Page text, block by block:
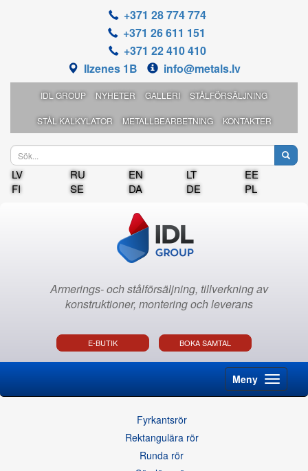
+371 28 774 774
+371 26 611 151
+371 22 410 410
Ilzenes 1B
info@metals.lv
IDL GROUP NYHETER GALLERI STÅLFÖRSÄLJNING
STÅL KALKYLATOR METALLBEARBETNING KONTAKTER
LV RU EN LT
EE
FI
SE DA DE PL
Armerings- och stålförsäljning, tillverkning av
konstruktioner, montering och leverans
E-BUTIK BOKA SAMTAL
Meny
Fyrkantsrör
Rektangulära rör
Runda rör